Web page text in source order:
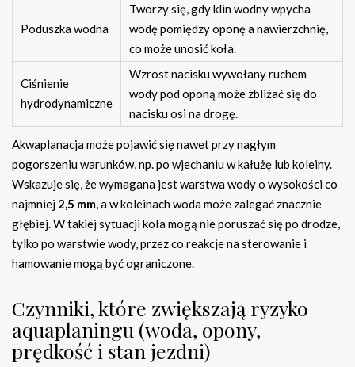
Poduszka wodna
Tworzy się, gdy klin wodny wpycha
wodę pomiędzy oponę a nawierzchnię,
co może unosić koła.
Ciśnienie
hydrodynamiczne
Wzrost nacisku wywołany ruchem
wody pod oponą może zbliżać się do
nacisku osi na drogę.
Akwaplanacja może pojawić się nawet przy nagłym
pogorszeniu warunków, np. po wjechaniu w kałużę lub koleiny.
Wskazuje się, że wymagana jest warstwa wody o wysokości co
najmniej 2,5 mm, a w koleinach woda może zalegać znacznie
głębiej. W takiej sytuacji koła mogą nie poruszać się po drodze,
tylko po warstwie wody, przez co reakcje na sterowanie i
hamowanie mogą być ograniczone.
Czynniki, które zwiększają ryzyko
aquaplaningu (woda, opony,
prędkość i stan jezdni)